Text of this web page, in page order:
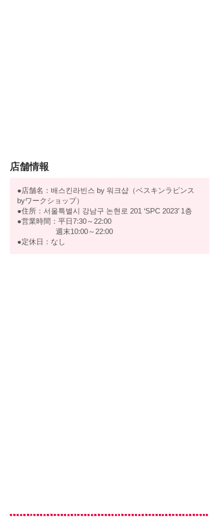
店舗情報
●店舗名：배스킨라빈스 by 워크샵（ベスキンラビンス
byワークショップ）
●住所：서울특별시 강남구 논현로 201 ‘SPC 2023’ 1층
●営業時間：平日7:30～22:00
週末10:00～22:00
●定休日：なし